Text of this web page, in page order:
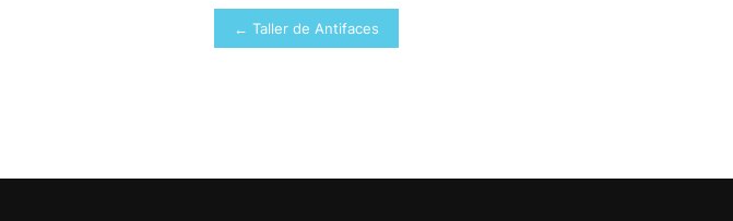
Navegación
de
← Taller de Antifaces